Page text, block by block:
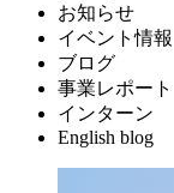
お知らせ
イベント情報
ブログ
事業レポート
インターン
English blog